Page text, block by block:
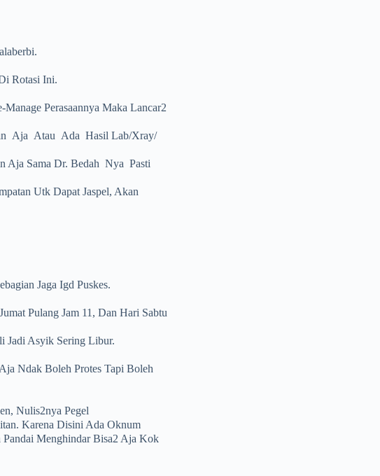
Rotasi Ini.
Perasaannya Maka Lancar2
Aja Atau Ada Hasil Lab/xray/
Sama Dr. Bedah Nya Pasti
Utk Dapat Jaspel, Akan
Jaga Igd Puskes.
Pulang Jam 11, Dan Hari Sabtu
Jadi Asyik Sering Libur.
Ndak Boleh Protes Tapi Boleh
Nulis2nya Pegel
Karena Disini Ada Oknum
Menghindar Bisa2 Aja Kok